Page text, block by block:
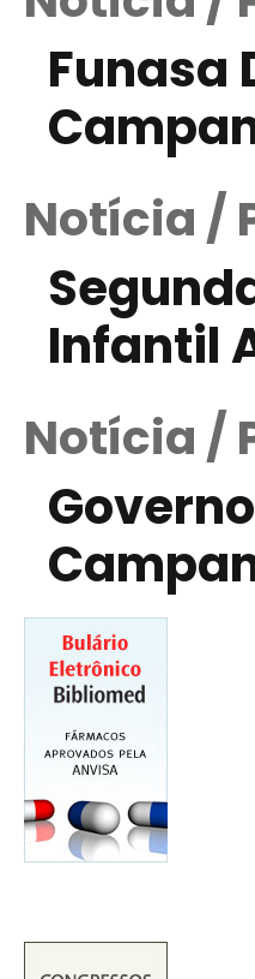
Funasa
Notícia /
Infantil
Notícia /